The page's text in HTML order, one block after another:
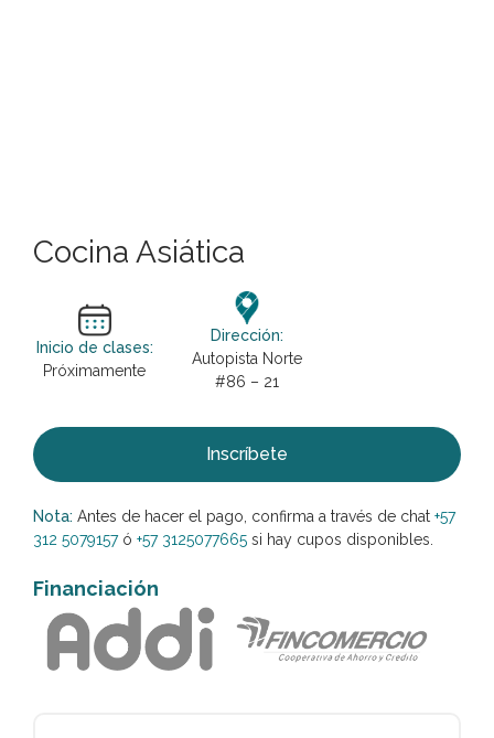
Cocina Asiática
Inicio de clases:
Próximamente
Dirección:
Autopista Norte
#86 – 21
Inscríbete
Nota: Antes de hacer el pago, confirma a través de chat +57
312 5079157ó +57 3125077665 si hay cupos disponibles.
Financiación